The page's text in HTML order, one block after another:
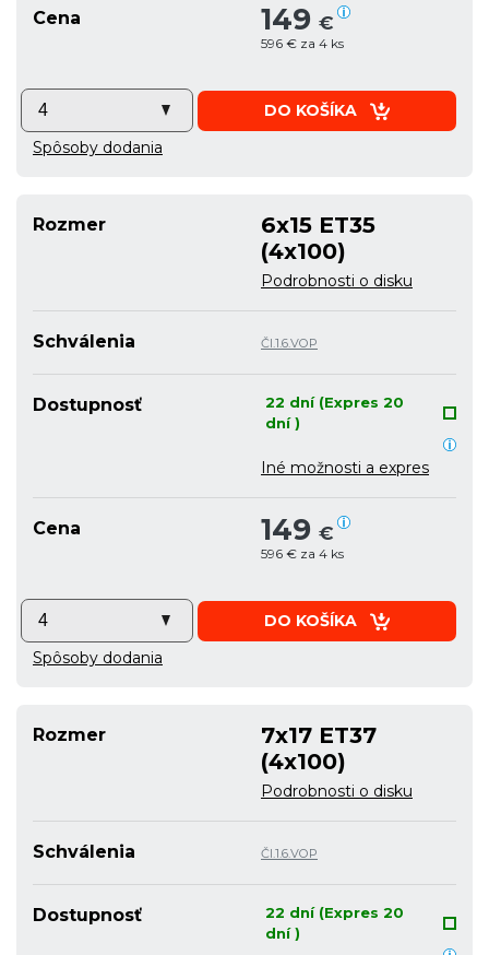
Cena 149 €
596 € za 4 ks
DO KOŠÍKA
Spôsoby dodania
Rozmer
6x15 ET35
(4x100)
Podrobnosti o disku
Schválenia Čl.1.6.VOP
Dostupnosť
22 dní (Expres 20
dní )
Iné možnosti a expres
Cena 149 €
596 € za 4 ks
DO KOŠÍKA
Spôsoby dodania
Rozmer
7x17 ET37
(4x100)
Podrobnosti o disku
Schválenia Čl.1.6.VOP
Dostupnosť
22 dní (Expres 20
dní )